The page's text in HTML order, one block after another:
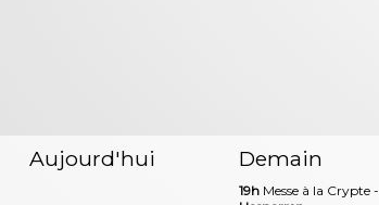
Aujourd'hui Demain
19h Messe à la Crypte -